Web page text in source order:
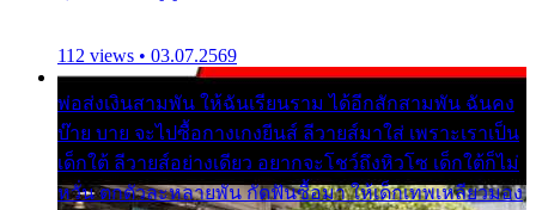
112 views • 03.07.2569
พ่อส่งเงินสามพัน ให้ฉันเรียนราม ได้อีกสักสามพัน ฉันคง
บ๊าย บาย จะไปซื้อกางเกงยีนส์ ลีวายส์มาใส่ เพราะเราเป็น
เด็กใต้ ลีวายส์อย่างเดียว อยากจะโชว์ถึงหิวโซ เด็กใต้ก็ไม่
หวั่น ตกตัวละหลายพัน กัดฟันซื้อมา ให้เด็กเทพเหลียวมอง